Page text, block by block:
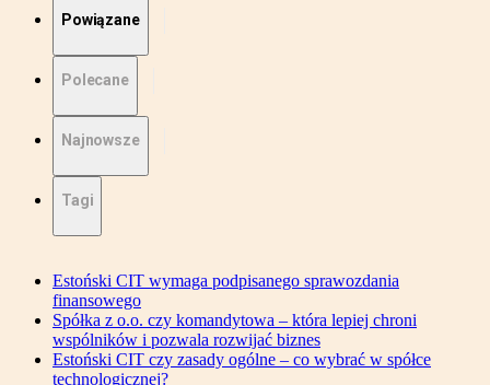
Powiązane
Polecane
Najnowsze
Tagi
Estoński CIT wymaga podpisanego sprawozdania
finansowego
Spółka z o.o. czy komandytowa – która lepiej chroni
wspólników i pozwala rozwijać biznes
Estoński CIT czy zasady ogólne – co wybrać w spółce
technologicznej?